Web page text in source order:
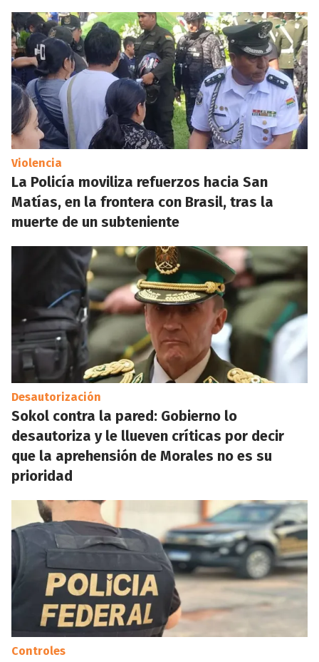
Violencia
La Policía moviliza refuerzos hacia San
Matías, en la frontera con Brasil, tras la
muerte de un subteniente
Desautorización
Sokol contra la pared: Gobierno lo
desautoriza y le llueven críticas por decir
que la aprehensión de Morales no es su
prioridad
Controles